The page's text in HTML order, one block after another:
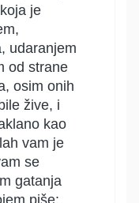
je
udaranjem
od strane
osim onih
žive, i
kao
vam je
se
gatanja
piše: